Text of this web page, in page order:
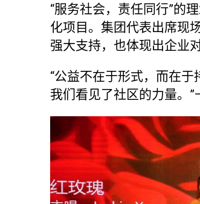
“服务社会，责任同行”的
化项目。集团代表出席现
强大支持，也体现出企业
“公益不在于形式，而在于
我们看见了社区的力量。